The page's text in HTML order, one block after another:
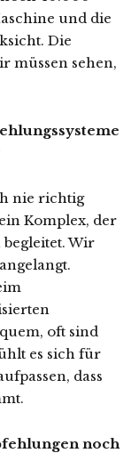
und die
Die
müssen sehen,
nie richtig
Komplex, der
Wir
oft sind
es sich für
dass
noch